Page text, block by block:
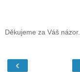
Děkujeme za Váš názor.
‹